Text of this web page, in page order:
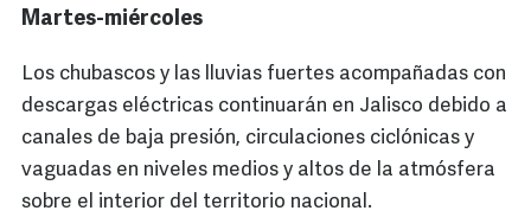
Martes-miércoles
Los chubascos y las lluvias fuertes acompañadas con
descargas eléctricas continuarán en Jalisco debido a
canales de baja presión, circulaciones ciclónicas y
vaguadas en niveles medios y altos de la atmósfera
sobre el interior del territorio nacional.